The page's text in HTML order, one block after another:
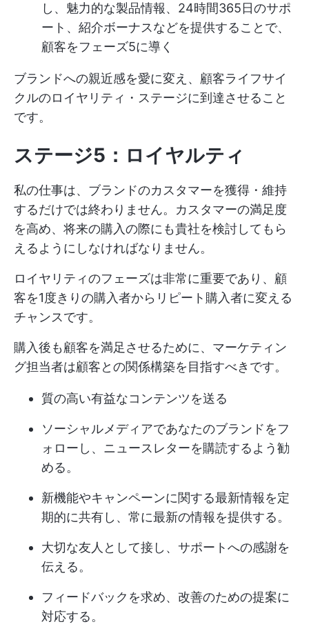
し、魅力的な製品情報、24時間365日のサポ
ート、紹介ボーナスなどを提供することで、
顧客をフェーズ5に導く
ブランドへの親近感を愛に変え、顧客ライフサイ
クルのロイヤリティ・ステージに到達させること
です。
ステージ5：ロイヤルティ
私の仕事は、ブランドのカスタマーを獲得・維持
するだけでは終わりません。カスタマーの満足度
を高め、将来の購入の際にも貴社を検討してもら
えるようにしなければなりません。
ロイヤリティのフェーズは非常に重要であり、顧
客を1度きりの購入者からリピート購入者に変える
チャンスです。
購入後も顧客を満足させるために、マーケティン
グ担当者は顧客との関係構築を目指すべきです。
質の高い有益なコンテンツを送る
ソーシャルメディアであなたのブランドをフ
ォローし、ニュースレターを購読するよう勧
める。
新機能やキャンペーンに関する最新情報を定
期的に共有し、常に最新の情報を提供する。
大切な友人として接し、サポートへの感謝を
伝える。
フィードバックを求め、改善のための提案に
対応する。